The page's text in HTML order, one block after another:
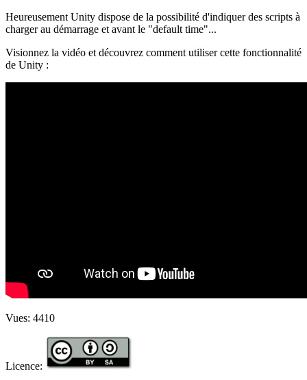
Heureusement Unity dispose de la possibilité d'indiquer des scripts à
charger au démarrage et avant le "default time"...
Visionnez la vidéo et découvrez comment utiliser cette fonctionnalité
de Unity :
Vues: 4410
Licence: